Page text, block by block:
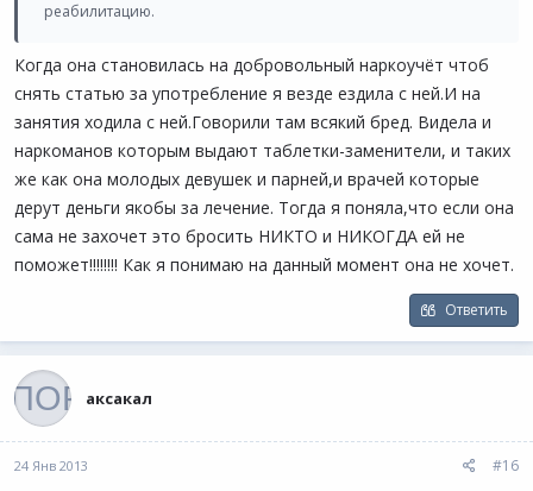
реабилитацию.
Когда она становилась на добровольный наркоучёт чтоб
снять статью за употребление я везде ездила с ней.И на
занятия ходила с ней.Говорили там всякий бред. Видела и
наркоманов которым выдают таблетки-заменители, и таких
же как она молодых девушек и парней,и врачей которые
дерут деньги якобы за лечение. Тогда я поняла,что если она
сама не захочет это бросить НИКТО и НИКОГДА ей не
поможет!!!!!!!! Как я понимаю на данный момент она не хочет.
Ответить
аксакал
24 Янв 2013 #16